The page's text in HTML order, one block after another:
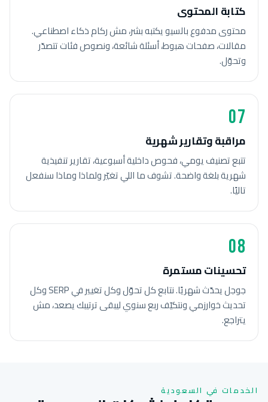
كتابة المحتوى
محتوى مدفوع بالسيو يكتبه بشر، مش ركام ذكاء اصطناعي.
مقالات، صفحات هبوط، أسئلة شائعة، ونصوص فئات تتصدّر
وتحوّل.
07
مراقبة وتقارير شهرية
تتبع تصنيف يومي، فحوص داخلية أسبوعية، تقارير تنفيذية
شهرية بلغة واضحة. تشوف ما اللي تغيّر ولماذا وماذا سنفعل
تاليًا.
08
تحسينات مستمرة
جوجل يحدّث شهريًا. نتابع كل تحوّل وكل تغيير في SERP وكل
تحديث خوارزمي ونتكيّف ربع سنوي ليبقى ترتيبك يصعد، مش
يتراجع.
الخدمات في السعودية